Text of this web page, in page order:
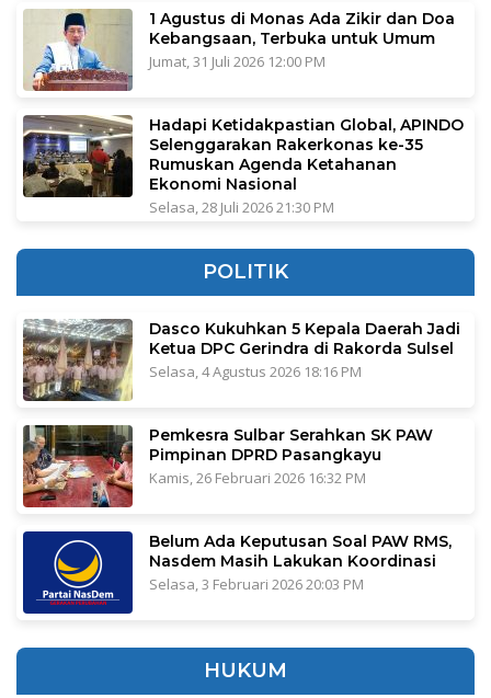
1 Agustus di Monas Ada Zikir dan Doa
Kebangsaan, Terbuka untuk Umum
Jumat, 31 Juli 2026 12:00 PM
Hadapi Ketidakpastian Global, APINDO
Selenggarakan Rakerkonas ke-35
Rumuskan Agenda Ketahanan
Ekonomi Nasional
Selasa, 28 Juli 2026 21:30 PM
POLITIK
Dasco Kukuhkan 5 Kepala Daerah Jadi
Ketua DPC Gerindra di Rakorda Sulsel
Selasa, 4 Agustus 2026 18:16 PM
Pemkesra Sulbar Serahkan SK PAW
Pimpinan DPRD Pasangkayu
Kamis, 26 Februari 2026 16:32 PM
Belum Ada Keputusan Soal PAW RMS,
Nasdem Masih Lakukan Koordinasi
Selasa, 3 Februari 2026 20:03 PM
HUKUM